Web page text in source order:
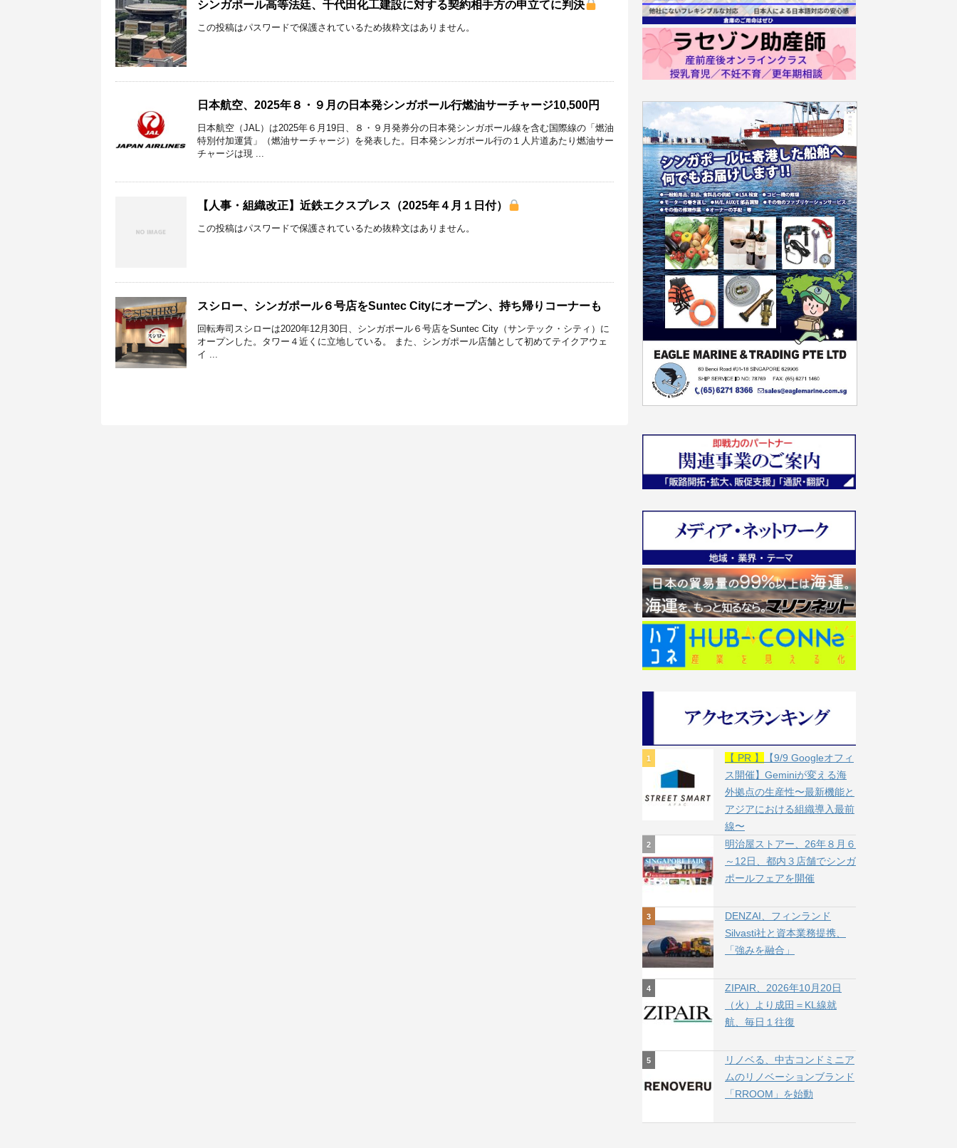
シンガポール高等法廷、千代田化工建設に対する契約相手方の申立てに判決
この投稿はパスワードで保護されているため抜粋文はありません。
日本航空、2025年８・９月の日本発シンガポール行燃油サーチャージ10,500円
日本航空（JAL）は2025年６月19日、８・９月発券分の日本発シンガポール線を含む国際線の「燃油
特別付加運賃」（燃油サーチャージ）を発表した。日本発シンガポール行の１人片道あたり燃油サー
チャージは現 ...
【人事・組織改正】近鉄エクスプレス（2025年４月１日付）
この投稿はパスワードで保護されているため抜粋文はありません。
スシロー、シンガポール６号店をSuntec Cityにオープン、持ち帰りコーナーも
回転寿司スシローは2020年12月30日、シンガポール６号店をSuntec City（サンテック・シティ）に
オープンした。タワー４近くに立地している。 また、シンガポール店舗として初めてテイクアウェ
イ ...
【 PR 】
【9/9 Googleオフィ
ス開催】Geminiが変える海
外拠点の生産性〜最新機能と
アジアにおける組織導入最前
線〜
明治屋ストアー、26年８月６
～12日、都内３店舗でシンガ
ポールフェアを開催
DENZAI、フィンランド
Silvasti社と資本業務提携、
「強みを融合」
ZIPAIR、2026年10月20日
（火）より成田＝KL線就
航、毎日１往復
リノベる、中古コンドミニア
ムのリノベーションブランド
「RROOM」を始動